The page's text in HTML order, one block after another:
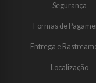
Segurança
Formas de
Entrega e
Localização